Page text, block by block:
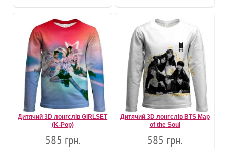
Дитячий 3D лонгслів GIRLSET
(K-Pop)
585 грн.
Дитячий 3D лонгслів BTS Map
of the Soul
585 грн.